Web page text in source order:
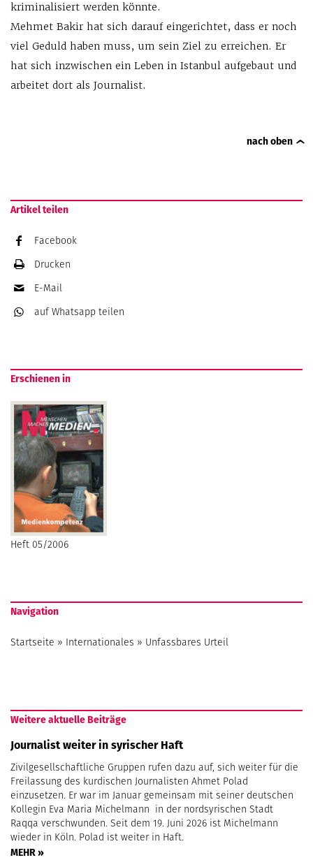
kriminalisiert werden könnte.
Mehmet Bakir hat sich darauf eingerichtet, dass er noch
viel Geduld haben muss, um sein Ziel zu erreichen. Er
hat sich inzwischen ein Leben in Istanbul aufgebaut und
arbeitet dort als Journalist.
nach oben
Artikel teilen
Facebook
Drucken
E-Mail
auf Whatsapp teilen
Erschienen in
Heft 05/2006
Navigation
Startseite » Internationales » Unfassbares Urteil
Weitere aktuelle Beiträge
Journalist weiter in syrischer Haft
Zivilgesellschaftliche Gruppen rufen dazu auf, sich weiter für die
Freilassung des kurdischen Journalisten Ahmet Polad
einzusetzen. Er war im Januar gemeinsam mit seiner deutschen
Kollegin Eva Maria Michelmann in der nordsyrischen Stadt
Raqqa verschwunden. Seit dem 19. Juni 2026 ist Michelmann
wieder in Köln. Polad ist weiter in Haft.
MEHR »